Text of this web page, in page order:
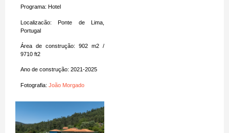
Programa: Hotel
Localizacão: Ponte de Lima,
Portugal
Área de construção: 902 m2 /
9710 ft2
Ano de construção: 2021-2025
Fotografia: João Morgado